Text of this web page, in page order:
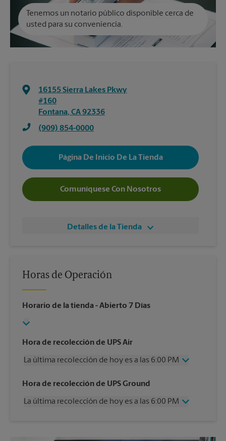
Tenemos un notario público disponible cerca de
usted para su conveniencia.
16155 Sierra Lakes Pkwy
#160
Fontana, CA92336
(909) 854-0000
Página De Inicio De La Tienda
Comuníquese Con Nosotros
Detalles de la Tienda
Horas de Operación
Horario de la tienda - Abierto 7 Días
Hora de recolección de UPS Air
La última recolección de hoy es a las 6:00 PM
Miércoles
6:00 PM
Viernes
6:00 PM
Hora de recolección de UPS Ground
La última recolección de hoy es a las 6:00 PM